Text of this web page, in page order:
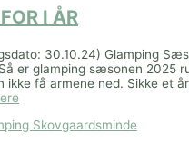
I ÅR
30.10.24) Glamping
er glamping sæsonen 2025
ikke få armene ned. Sikke et